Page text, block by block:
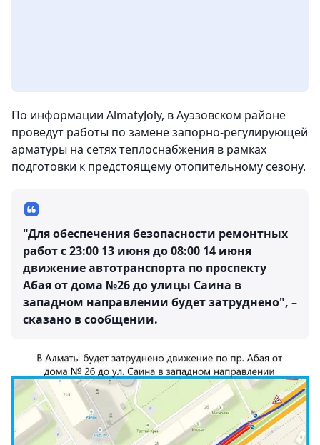
По информации AlmatyJoly, в Ауэзовском районе
проведут работы по замене запорно-регулирующей
арматуры на сетях теплоснабжения в рамках
подготовки к предстоящему отопительному сезону.
"Для обеспечения безопасности ремонтных
работ с 23:00 13 июня до 08:00 14 июня
движение автотранспорта по проспекту
Абая от дома №26 до улицы Саина в
западном направлении будет затруднено", –
сказано в сообщении.